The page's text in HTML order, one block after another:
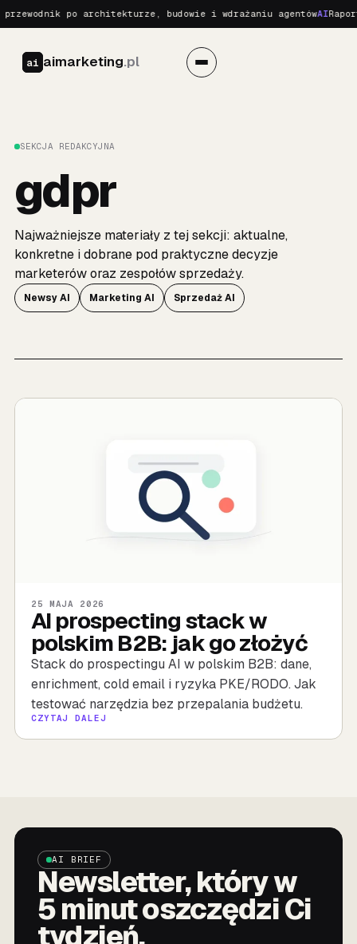
po architekturze, budowie i wdrażaniu agentówAI
ai aimarketing.pl
SEKCJA REDAKCYJNA
gdpr
Najważniejsze materiały z tej sekcji: aktualne,
konkretne i dobrane pod praktyczne decyzje
marketerów oraz zespołów sprzedaży.
Newsy AI Marketing AI Sprzedaż AI
AI prospecting stack w
polskim B2B: jak go złożyć
25 MAJA 2026
Stack do prospectingu AI w polskim B2B: dane,
enrichment, cold email i ryzyka PKE/RODO. Jak
testować narzędzia bez przepalania budżetu.
CZYTAJ DALEJ
AI BRIEF
Newsletter, który w
5 minut oszczędzi Ci
tydzień.